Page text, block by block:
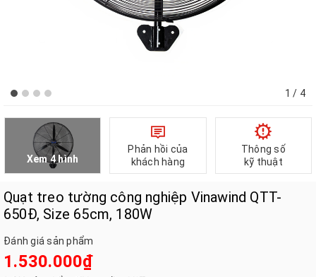
1 / 4
Xem 4 hình
Phản hồi của
khách hàng
Thông số
kỹ thuật
Quạt treo tường công nghiệp Vinawind QTT-
650Đ, Size 65cm, 180W
Đánh giá sản phẩm
1.530.000₫